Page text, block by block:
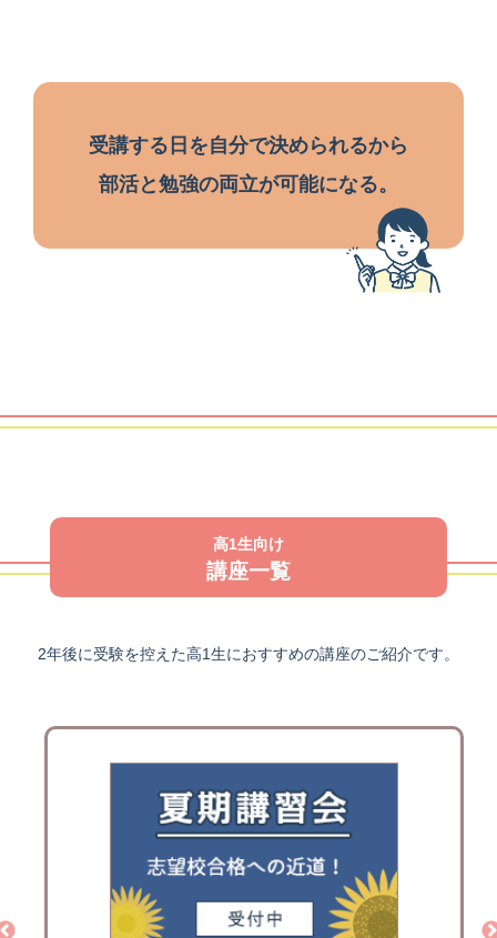
受講する日を自分で決められるから
部活と勉強の両立が可能になる。
高1生向け
講座一覧
2年後に受験を控えた高1生におすすめの講座のご紹介です。